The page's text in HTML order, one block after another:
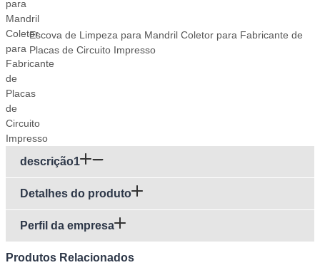
Escova de Limpeza para Mandril Coletor para Fabricante de
Placas de Circuito Impresso
descrição1
Detalhes do produto
Perfil da empresa
Produtos Relacionados